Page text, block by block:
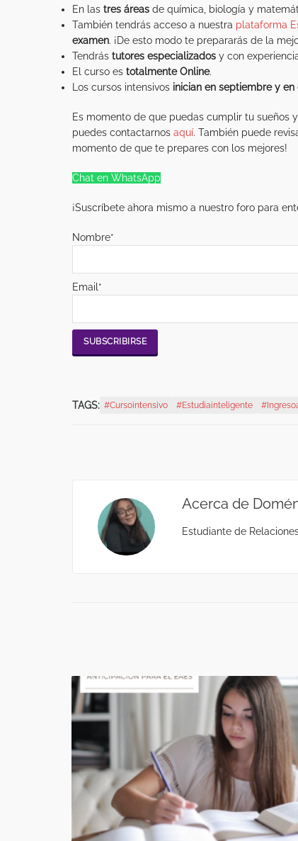
En las tres áreas de química, biología y
También tendrás acceso a nuestra plataforma
examen. ¡De esto modo te prepararás de la
Tendrás tutores especializados y con
El curso es totalmente Online.
Los cursos intensivos inician en septiembre y en
Es momento de que puedas cumplir tu sueños
puedes contactarnos aquí. También puede
momento de que te prepares con los mejores!
Chat en WhatsApp
¡Suscríbete ahora mismo a nuestro foro para
Nombre*
Email*
TAGS: #cursointensivo #estudiainteligente
Acerca de
Estudiante de